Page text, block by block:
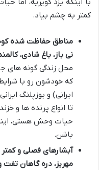
با اینکه یزد کویریه،
کمتر به چشم بیاد.
مناطق حفاظت شده کوه
نی باز، باغ شادی،
محل زندگی گونه های
که خودشون رو با
ایرانی) و یوزپلنگ
تا انواع پرنده ها و
حیات وحش هستی،
باشن.
آبشارهای فصلی و
مهریز، دره گاهان